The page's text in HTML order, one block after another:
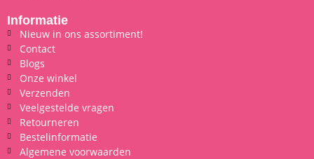
Informatie
Nieuw in ons assortiment!
Contact
Blogs
Onze winkel
Verzenden
Veelgestelde vragen
Retourneren
Bestelinformatie
Algemene voorwaarden